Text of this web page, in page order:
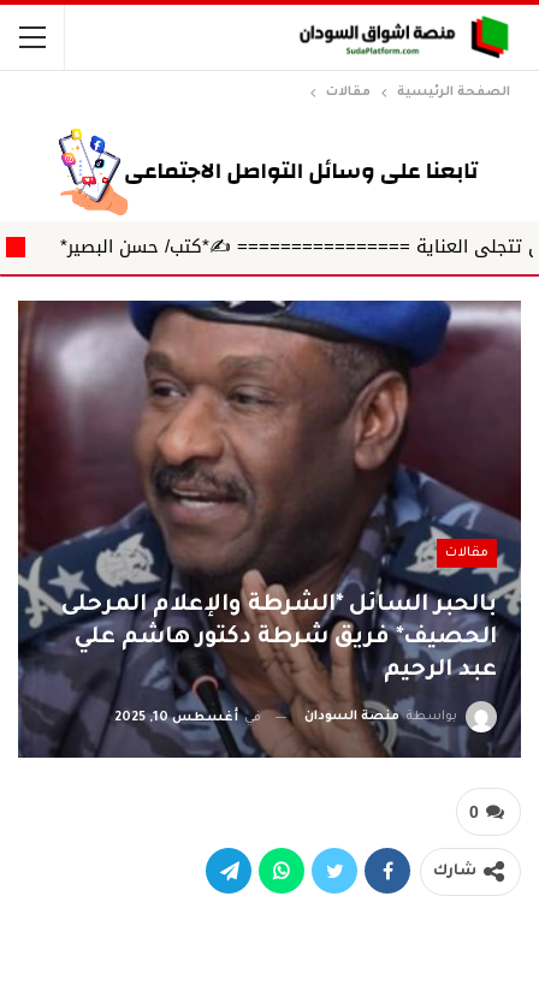
الصفحة الرئيسية مقالات
================ ✍️*كتب/ حسن البصير* حين ينفصل
مقالات
بالحبر السائل *الشرطة والإعلام المرحلى
الحصيف* فريق شرطة دكتور هاشم علي
عبد الرحيم
بواسطةمنصة السودان فيأغسطس 10, 2025
0
شارك